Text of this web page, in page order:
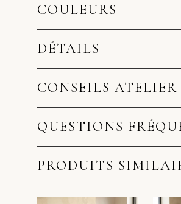
COULEURS
DÉTAILS
CONSEILS
QUESTIONS
PRODUITS